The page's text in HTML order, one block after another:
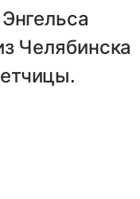
Челябинска